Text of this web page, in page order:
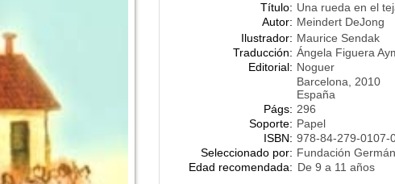
Título: Una rueda en el
Autor: Meindert DeJong
Ilustrador: Maurice Sendak
Traducción: Ángela Figuera
Editorial: Noguer
Barcelona, 2010
España
Págs: 296
Soporte: Papel
ISBN: 978-84-279-0107-
Seleccionado por: Fundación
Edad recomendada: De 9 a 11 años